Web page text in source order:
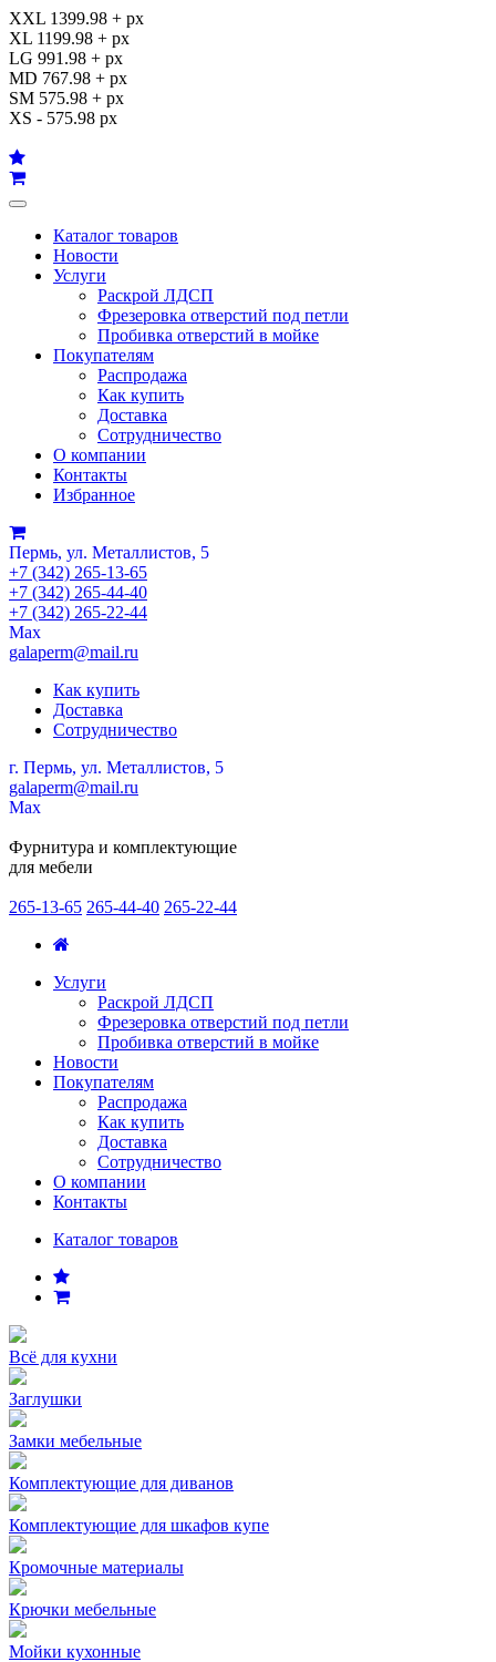
XXL 1399.98 + px
XL 1199.98 + px
LG 991.98 + px
MD 767.98 + px
SM 575.98 + px
XS - 575.98 px
Каталог товаров
Новости
Услуги
Раскрой ЛДСП
Фрезеровка отверстий под петли
Пробивка отверстий в мойке
Покупателям
Распродажа
Как купить
Доставка
Сотрудничество
О компании
Контакты
Избранное
Пермь, ул. Металлистов, 5
+7 (342) 265-13-65
+7 (342) 265-44-40
+7 (342) 265-22-44
Мах
galaperm@mail.ru
Как купить
Доставка
Сотрудничество
г. Пермь, ул. Металлистов, 5
galaperm@mail.ru
Мах
Фурнитура и комплектующие
для мебели
265-13-65 265-44-40 265-22-44
Услуги
Раскрой ЛДСП
Фрезеровка отверстий под петли
Пробивка отверстий в мойке
Новости
Покупателям
Распродажа
Как купить
Доставка
Сотрудничество
О компании
Контакты
Каталог товаров
Всё для кухни
Заглушки
Замки мебельные
Комплектующие для диванов
Комплектующие для шкафов купе
Кромочные материалы
Крючки мебельные
Мойки кухонные